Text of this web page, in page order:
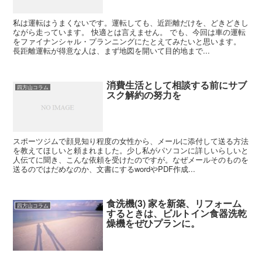
私は運転はうまくないです。運転しても、近距離だけを、どきどきし
ながら走っています。 快適とは言えません。 でも、今回は車の運転
をファイナンシャル・プランニングにたとえてみたいと思います。
長距離運転が得意な人は、まず地図を開いて目的地まで...
四方山コラム 消費生活として相談する前にサブ
スク解約の努力を
スポーツジムで顔見知り程度の女性から、メールに添付して送る方法
を教えてほしいと頼まれました。少し私がパソコンに詳しいらしいと
人伝てに聞き、こんな依頼を受けたのですが。なぜメールそのものを
送るのではだめなのか、文書にするwordやPDF作成...
四方山コラム 食洗機(3) 家を新築、リフォーム
するときは、ビルトイン食器洗乾
燥機をぜひプランに。